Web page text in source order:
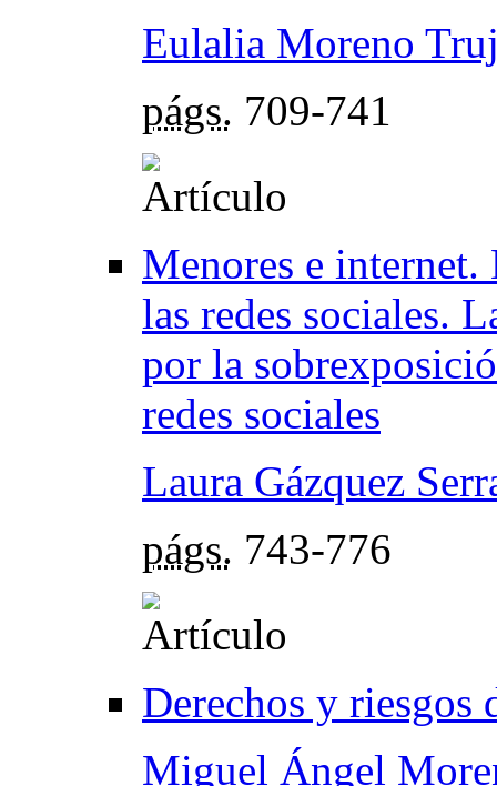
Eulalia Moreno
págs. 709-741
Menores e internet.
las redes sociales.
por la
redes sociales
Laura Gázquez
págs. 743-776
Derechos y riesgos
Miguel Ángel